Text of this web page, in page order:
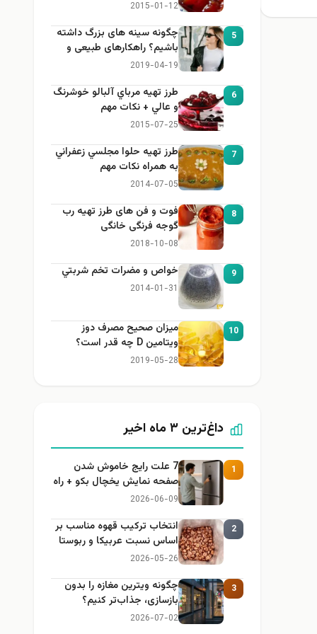
2015-01-12
5
چگونه سینه های بزرگ داشته
باشیم؟ راهکارهای طبیعی و
خانگی برای بزرگ کردن سینه
2019-04-19
6
طرز تهيه مرباي آلبالو خوشرنگ
و عالي + نكات مهم
2015-07-25
7
طرز تهيه حلوا مجلسي زعفراني
به همراه نكات مهم
2014-07-05
8
فوت و فن های طرز تهیه رب
گوجه فرنگی خانگی
2018-10-08
9 خواص و مضرات تخم شربتي
2014-01-31
10
میزان صحیح مصرف دوز
ویتامین D چه قدر است؟
2019-05-28
داغ‌ترین ۳ ماه اخیر
1
7 علت رایج خاموش شدن
صفحه نمایش یخچال بکو + راه
حل
2026-06-09
2
انتخاب ترکیب قهوه مناسب بر
اساس نسبت عربیکا و ربوستا
2026-05-26
3
چگونه ویترین مغازه را بدون
بازسازی، جذاب‌تر کنیم؟
2026-07-02